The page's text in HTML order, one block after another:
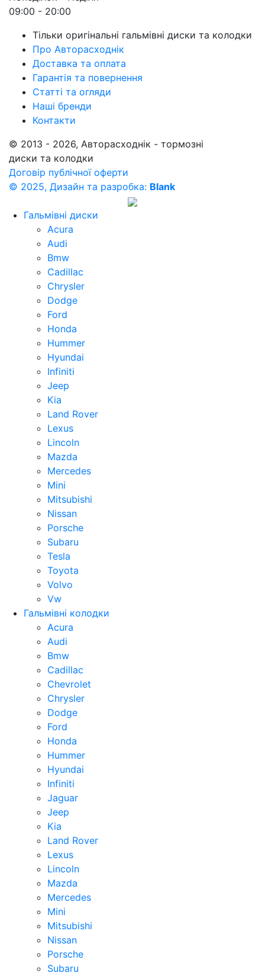
09:00 - 20:00
Тільки оригінальні гальмівні диски та колодки
Про Авторасходнік
Доставка та оплата
Гарантія та повернення
Статті та огляди
Наші бренди
Контакти
© 2013 - 2026, Авторасходнік - тормозні
диски та колодки
Договір публічної оферти
© 2025, Дизайн та разробка: Blank
Гальмівні диски
Acura
Audi
Bmw
Cadillac
Chrysler
Dodge
Ford
Honda
Hummer
Hyundai
Infiniti
Jeep
Kia
Land Rover
Lexus
Lincoln
Mazda
Mercedes
Mini
Mitsubishi
Nissan
Porsche
Subaru
Tesla
Toyota
Volvo
Vw
Гальмівні колодки
Acura
Audi
Bmw
Cadillac
Chevrolet
Chrysler
Dodge
Ford
Honda
Hummer
Hyundai
Infiniti
Jaguar
Jeep
Kia
Land Rover
Lexus
Lincoln
Mazda
Mercedes
Mini
Mitsubishi
Nissan
Porsche
Subaru